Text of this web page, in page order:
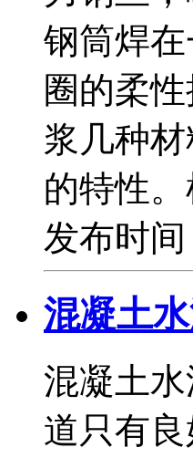
钢筒焊
圈的柔
浆几种
的特性。
发布时
混凝土
混凝土
道只有